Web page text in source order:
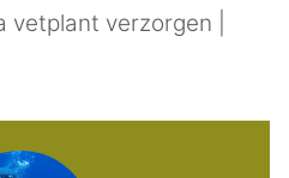
verzorgen |